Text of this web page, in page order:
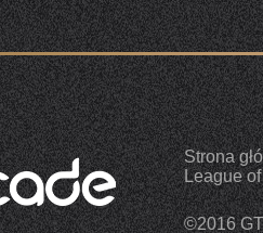
Strona
League
©2016